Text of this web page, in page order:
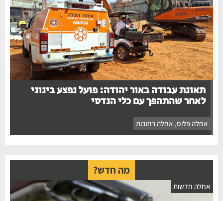
תאונת עבודה באור יהודה: פועל נפצע בינוני
לאחר שהתהפך עם כלי הנדסי
אחלה פלוס, אחלה רחובות
מה חדש?
אחלה חדשות